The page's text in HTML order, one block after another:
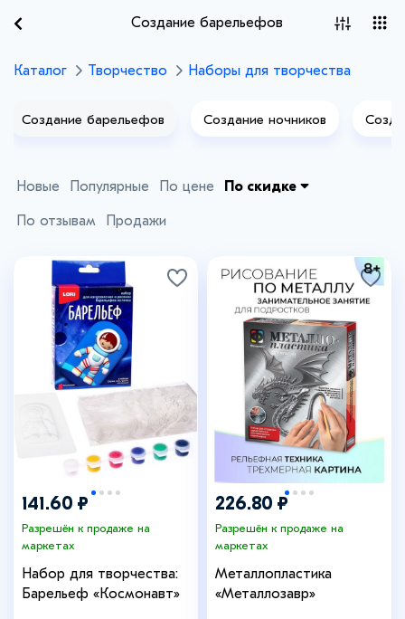
Создание барельефов
Каталог Творчество Наборы для творчества
Создание барельефов Создание ночников
Новые Популярные По цене По скидке
По отзывам Продажи
141.60 ₽
Разрешён к продаже на
маркетах
Набор для творчества:
Барельеф «Космонавт»
226.80 ₽
Разрешён к продаже на
маркетах
Металлопластика
«Металлозавр»